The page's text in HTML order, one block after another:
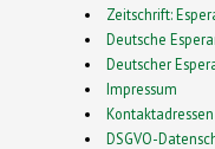
Zeitschrift:
Deutsche
Deutscher
Impressum
Kontaktadressen
DSGVO-